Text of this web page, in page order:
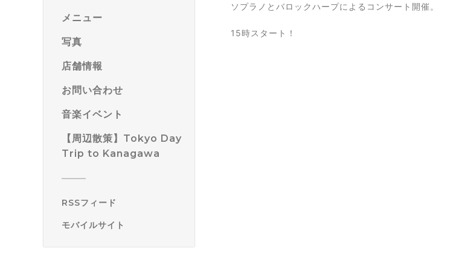
メニュー
写真
店舗情報
お問い合わせ
音楽イベント
【周辺散策】Tokyo Day
Trip to Kanagawa
RSSフィード
モバイルサイト
ソプラノとバロックハープによるコンサート開催。
15時スタート！